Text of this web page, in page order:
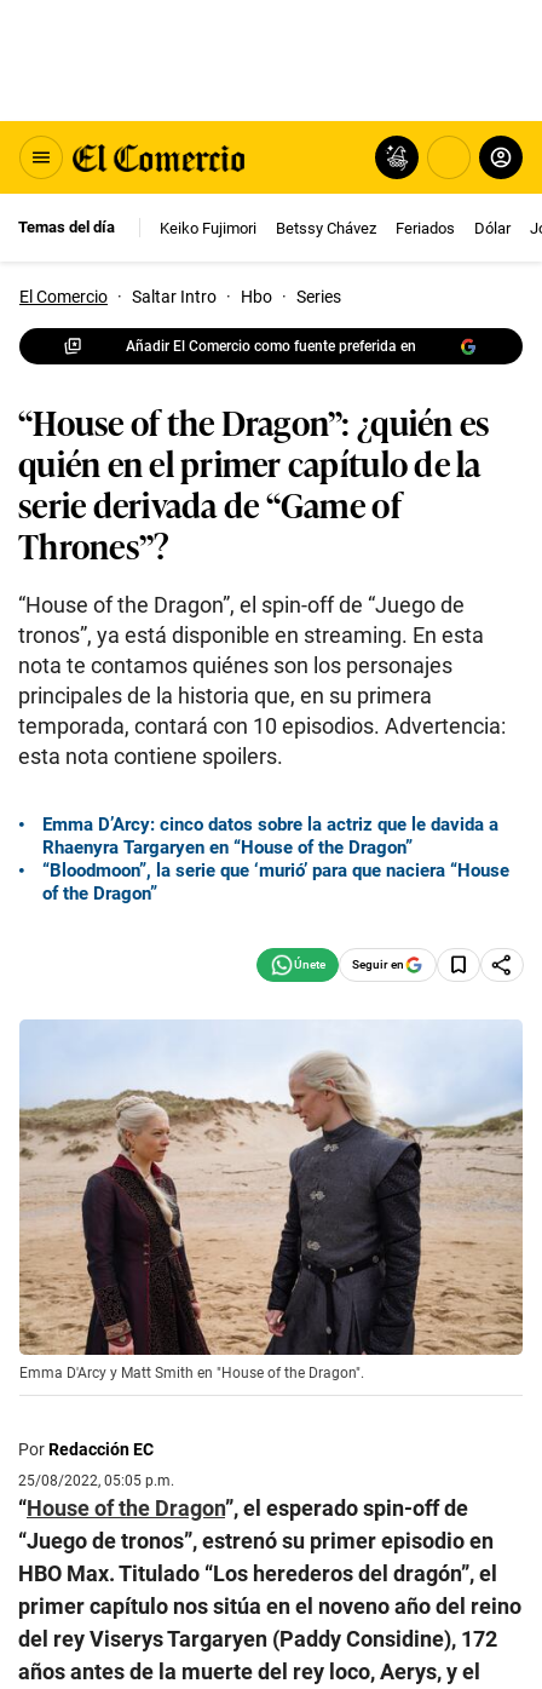
Temas del día Keiko Fujimori Betssy Chávez Feriados Dólar
El Comercio · Saltar Intro · Hbo · Series
Añadir El Comercio como fuente preferida en
“House of the Dragon”: ¿quién es
quién en el primer capítulo de la
serie derivada de “Game of
Thrones”?
“House of the Dragon”, el spin-off de “Juego de
tronos”, ya está disponible en streaming. En esta
nota te contamos quiénes son los personajes
principales de la historia que, en su primera
temporada, contará con 10 episodios. Advertencia:
esta nota contiene spoilers.
Emma D’Arcy: cinco datos sobre la actriz que le davida a
Rhaenyra Targaryen en “House of the Dragon”
“Bloodmoon”, la serie que ‘murió’ para que naciera “House
of the Dragon”
Seguir en
Emma D'Arcy y Matt Smith en "House of the Dragon".
PorRedacción EC
25/08/2022, 05:05 p.m.
“House of the Dragon”, el esperado spin-off de
“Juego de tronos”, estrenó su primer episodio en
HBO Max. Titulado “Los herederos del dragón”, el
primer capítulo nos sitúa en el noveno año del reino
del rey Viserys Targaryen (Paddy Considine), 172
años antes de la muerte del rey loco, Aerys, y el